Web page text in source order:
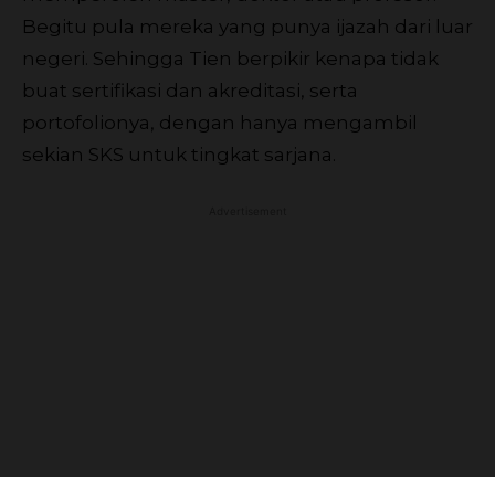
Begitu pula mereka yang punya ijazah dari luar
negeri. Sehingga Tien berpikir kenapa tidak
buat sertifikasi dan akreditasi, serta
portofolionya, dengan hanya mengambil
sekian SKS untuk tingkat sarjana.